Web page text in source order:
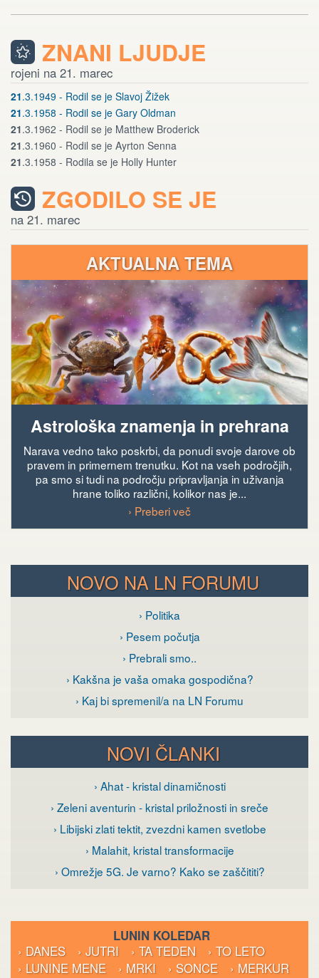
ZNANI LJUDJE
rojeni na 21. marec
21.3.1949 - Rodil se je Slavoj Žižek
21.3.1958 - Rodil se je Gary Oldman
21.3.1962 - Rodil se je Matthew Broderick
21.3.1960 - Rodil se je Ayrton Senna
21.3.1958 - Rodila se je Holly Hunter
ZGODILO SE JE
na 21. marec
AKTUALNA TEMA
Astrološka znamenja in prehrana
Narava vedno tako poskrbi, da ponudi svoje darove ob
pravem in primernem trenutku. Kot na vseh področjih,
pa smo si tudi na področju pripravljanja in uživanja
hrane toliko različni, kolikor nas je...
› Preberi več
NOVO NA LN FORUMU
› Politika
› Pesem počutja
› Prebrali smo..
› Kakšna je vaša omaka gospodična?
› Kaj bi spremenil/a na LN Forumu
NOVI ČLANKI
› Ahat - kristal dinamičnosti
› Zeleni aventurin - kristal priložnosti in sreče
› Libijski zlati tektit, zvezdni kamen svetlobe
› Malahit, kristal transformacije
› Omrežje 5G. Je varno? Kako se zaščititi?
LUNIN KOLEDAR
› DANES
› JUTRI › TA TEDEN
› TO LETO
› LUNINE MENE
› MRKI › SONCE › MERKUR